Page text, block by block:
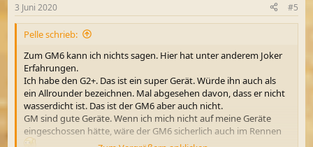
e
n
3 Juni 2020 #5
Pelle schrieb:
Zum GM6 kann ich nichts sagen. Hier hat unter anderem Joker
Erfahrungen.
Ich habe den G2+. Das ist ein super Gerät. Würde ihn auch als
ein Allrounder bezeichnen. Mal abgesehen davon, dass er nicht
wasserdicht ist. Das ist der GM6 aber auch nicht.
GM sind gute Geräte. Wenn ich mich nicht auf meine Geräte
eingeschossen hätte, wäre der GM6 sicherlich auch im Rennen